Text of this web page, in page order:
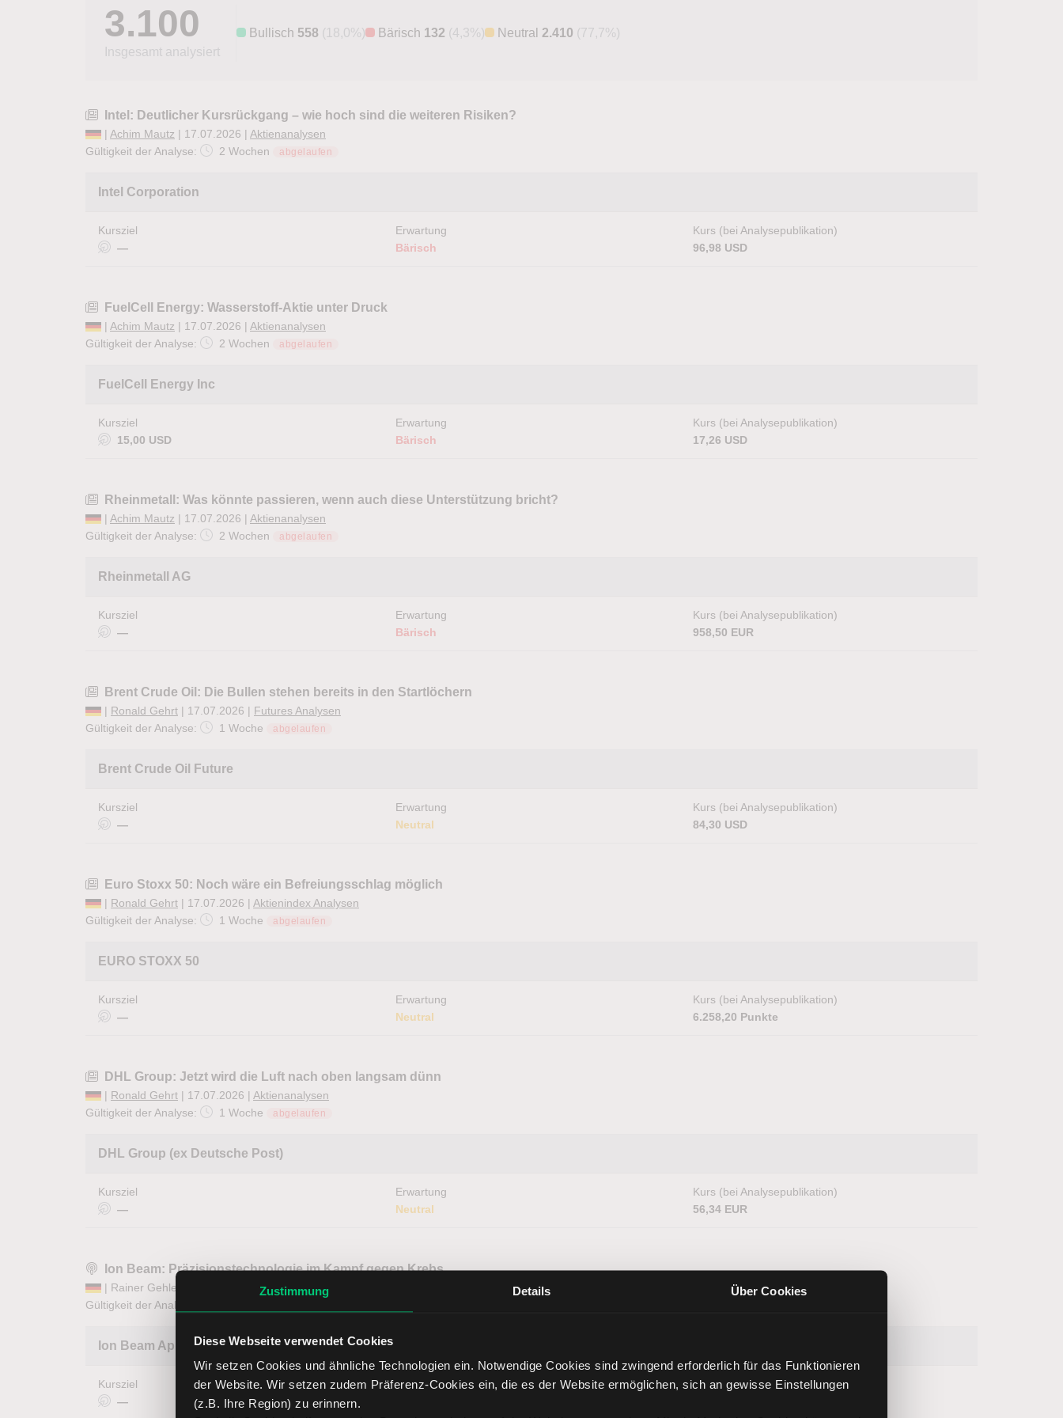
Zustimmung Details Über Cookies
Diese Webseite verwendet Cookies
Wir setzen Cookies und ähnliche Technologien ein. Notwendige Cookies sind zwingend erforderlich für das Funktionieren
der Website. Wir setzen zudem Präferenz-Cookies ein, die es der Website ermöglichen, sich an gewisse Einstellungen
(z.B. Ihre Region) zu erinnern.
3.100
Insgesamt analysiert
Bullisch 558 (18,0%) Bärisch 132 (4,3%) Neutral 2.410 (77,7%)
Intel: Deutlicher Kursrückgang – wie hoch sind die weiteren Risiken?
| Achim Mautz | 17.07.2026 | Aktienanalysen
Gültigkeit der Analyse:
2 Wochen abgelaufen
Intel Corporation
Kursziel
—
Erwartung
Bärisch
Kurs (bei Analysepublikation)
96,98 USD
FuelCell Energy: Wasserstoff-Aktie unter Druck
| Achim Mautz | 17.07.2026 | Aktienanalysen
Gültigkeit der Analyse:
2 Wochen abgelaufen
FuelCell Energy Inc
Kursziel
15,00 USD
Erwartung
Bärisch
Kurs (bei Analysepublikation)
17,26 USD
Rheinmetall: Was könnte passieren, wenn auch diese Unterstützung bricht?
| Achim Mautz | 17.07.2026 | Aktienanalysen
Gültigkeit der Analyse:
2 Wochen abgelaufen
Rheinmetall AG
Kursziel
—
Erwartung
Bärisch
Kurs (bei Analysepublikation)
958,50 EUR
Brent Crude Oil: Die Bullen stehen bereits in den Startlöchern
| Ronald Gehrt | 17.07.2026 | Futures Analysen
Gültigkeit der Analyse:
1 Woche abgelaufen
Brent Crude Oil Future
Kursziel
—
Erwartung
Neutral
Kurs (bei Analysepublikation)
84,30 USD
Euro Stoxx 50: Noch wäre ein Befreiungsschlag möglich
| Ronald Gehrt | 17.07.2026 | Aktienindex Analysen
Gültigkeit der Analyse:
1 Woche abgelaufen
EURO STOXX 50
Kursziel
—
Erwartung
Neutral
Kurs (bei Analysepublikation)
6.258,20 Punkte
DHL Group: Jetzt wird die Luft nach oben langsam dünn
| Ronald Gehrt | 17.07.2026 | Aktienanalysen
Gültigkeit der Analyse:
1 Woche abgelaufen
DHL Group (ex Deutsche Post)
Kursziel
—
Erwartung
Neutral
Kurs (bei Analysepublikation)
56,34 EUR
Ion Beam: Präzisionstechnologie im Kampf gegen Krebs
| Rainer Gehler und Marcel Maschmeyer | 09.07.2026 |
Gültigkeit der Analyse:
Ion Beam Applications SA
Kursziel
—
Erwartung
Kurs (bei Analysepublikation)